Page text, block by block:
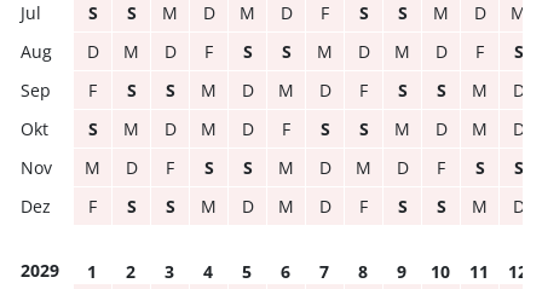
S
S M D M D F S S M D
M
D
M D F S S M D M D F
S
F
S S M D M D F S S M
D
S
M D M D F S S M D M
D
M
D F S S M D M D F S
S
F
S S M D M D F S S M D
2029 1 2 3 4 5 6 7 8 9 10 11
12